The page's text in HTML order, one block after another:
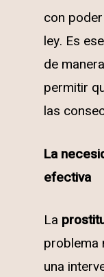
con
ley. Es
de
permitir
las
La
efectiva
La
problema
una